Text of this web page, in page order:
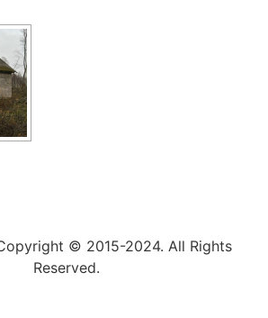
© 2015-2024. All Rights
Reserved.